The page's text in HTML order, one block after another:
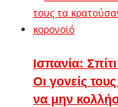
Ισπανία:
Οι γονείς
να μην